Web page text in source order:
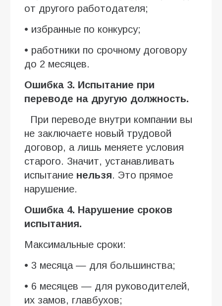
от другого работодателя;
• избранные по конкурсу;
• работники по срочному договору
до 2 месяцев.
Ошибка 3. Испытание при
переводе на другую должность.
При переводе внутри компании вы
не заключаете новый трудовой
договор, а лишь меняете условия
старого. Значит, устанавливать
испытание нельзя. Это прямое
нарушение.
Ошибка 4. Нарушение сроков
испытания.
Максимальные сроки:
• 3 месяца — для большинства;
• 6 месяцев — для руководителей,
их замов, главбухов;